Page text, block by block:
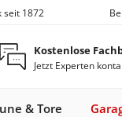
seit 1872
Kostenlose
Jetzt Experten
& Tore